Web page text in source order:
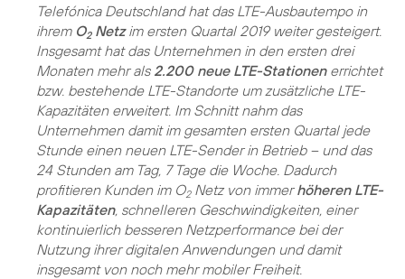
Telefónica Deutschland hat das LTE-Ausbautempo in
ihrem O2Netzim ersten Quartal 2019 weiter gesteigert.
Insgesamt hat das Unternehmen in den ersten drei
Monaten mehr als 2.200 neue LTE-Stationenerrichtet
bzw. bestehende LTE-Standorte um zusätzliche LTE-
Kapazitäten erweitert. Im Schnitt nahm das
Unternehmen damit im gesamten ersten Quartal jede
Stunde einen neuen LTE-Sender in Betrieb – und das
24 Stunden am Tag, 7 Tage die Woche. Dadurch
profitieren Kunden im O2Netz von immerhöheren LTE-
Kapazitäten, schnelleren Geschwindigkeiten, einer
kontinuierlich besseren Netzperformance bei der
Nutzung ihrer digitalen Anwendungen und damit
insgesamt von noch mehr mobiler Freiheit.